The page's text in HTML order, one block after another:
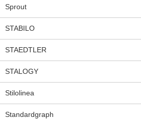
Sprout
STABILO
STAEDTLER
STALOGY
Stilolinea
Standardgraph